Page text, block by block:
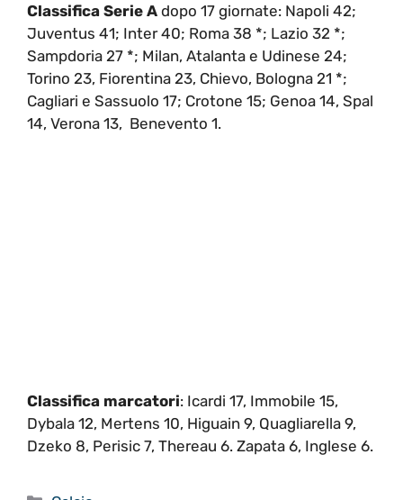
Classifica Serie A dopo 17 giornate: Napoli 42;
Juventus 41; Inter 40; Roma 38 *; Lazio 32 *;
Sampdoria 27 *; Milan, Atalanta e Udinese 24;
Torino 23, Fiorentina 23, Chievo, Bologna 21 *;
Cagliari e Sassuolo 17; Crotone 15; Genoa 14, Spal
14, Verona 13, Benevento 1.
Classifica marcatori: Icardi 17, Immobile 15,
Dybala 12, Mertens 10, Higuain 9, Quagliarella 9,
Dzeko 8, Perisic 7, Thereau 6. Zapata 6, Inglese 6.